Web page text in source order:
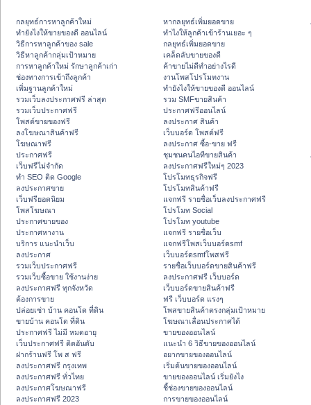
กลยุทธ์การหาลูกค้าใหม่
ทํายังไงให้ขายของดี ออนไลน์
วิธีการหาลูกค้าของ sale
วิธีหาลูกค้ากลุ่มเป้าหมาย
การหาลูกค้าใหม่ รักษาลูกค้าเก่า
ช่องทางการเข้าถึงลูกค้า
เพิ่มฐานลูกค้าใหม่
รวมเว็บลงประกาศฟรี ล่าสุด
รวมเว็บประกาศฟรี
โพสต์ขายของฟรี
ลงโฆษณาสินค้าฟรี
โฆษณาฟรี
ประกาศฟรี
เว็บฟรีไม่จำกัด
ทำ SEO ติด Google
ลงประกาศขาย
เว็บฟรียอดนิยม
โพสโฆษณา
ประกาศขายของ
ประกาศหางาน
บริการ แนะนำเว็บ
ลงประกาศ
รวมเว็บประกาศฟรี
รวมเว็บซื้อขาย ใช้งานง่าย
ลงประกาศฟรี ทุกจังหวัด
ต้องการขาย
ปล่อยเช่า บ้าน คอนโด ที่ดิน
ขายบ้าน คอนโด ที่ดิน
ประกาศฟรี ไม่มี หมดอายุ
เว็บประกาศฟรี ติดอันดับ
ฝากร้านฟรี โพ ส ฟรี
ลงประกาศฟรี กรุงเทพ
ลงประกาศฟรี ทั่วไทย
ลงประกาศโฆษณาฟรี
ลงประกาศฟรี 2023
หากลยุทธ์เพิ่มยอดขาย
ทําไงให้ลูกค้าเข้าร้านเยอะ ๆ
กลยุทธ์เพิ่มยอดขาย
เคล็ดลับขายของดี
ค้าขายไม่ดีทำอย่างไรดี
งานโพสโปรโมทงาน
ทํายังไงให้ขายของดี ออนไลน์
รวม SMFขายสินค้า
ประกาศฟรีออนไลน์
ลงประกาศ สินค้า
เว็บบอร์ด โพสต์ฟรี
ลงประกาศ ซื้อ-ขาย ฟรี
ชุมชนคนไอทีขายสินค้า
ลงประกาศฟรีใหม่ๆ 2023
โปรโมทธุรกิจฟรี
โปรโมทสินค้าฟรี
แจกฟรี รายชื่อเว็บลงประกาศฟรี
โปรโมท Social
โปรโมท youtube
แจกฟรี รายชื่อเว็บ
แจกฟรีโพสเว็บบอร์ดsmf
เว็บบอร์ดsmfโพสฟรี
รายชื่อเว็บบอร์ดขายสินค้าฟรี
ลงประกาศฟรี เว็บบอร์ด
เว็บบอร์ดขายสินค้าฟรี
ฟรี เว็บบอร์ด แรงๆ
โพสขายสินค้าตรงกลุ่มเป้าหมาย
โฆษณาเลื่อนประกาศได้
ขายของออนไลน์
แนะนำ 6 วิธีขายของออนไลน์
อยากขายของออนไลน์
เริ่มต้นขายของออนไลน์
ขายของออนไลน์ เริ่มยังไง
ชี้ช่องขายของออนไลน์
การขายของออนไลน์